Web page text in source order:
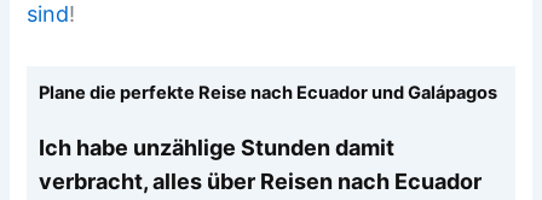
sind!
Plane die perfekte Reise nach Ecuador und Galápagos
Ich habe unzählige Stunden damit
verbracht, alles über Reisen nach Ecuador